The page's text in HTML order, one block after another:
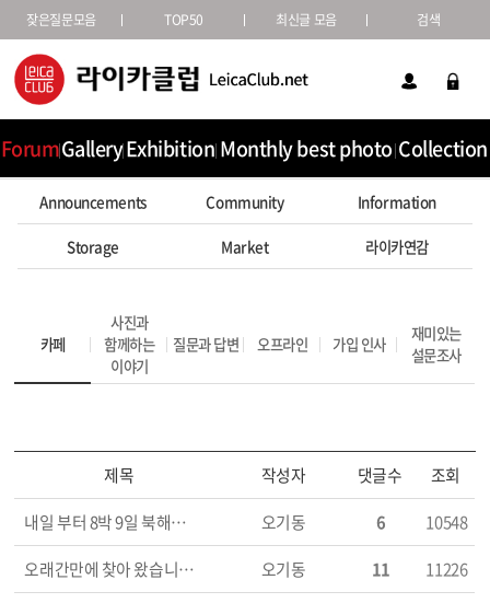
잦은질문모음 TOP50 최신글 모음 검색
ForumGalleryExhibition Monthly best photo Collection
Announcements Community Information
Storage Market 라이카연감
카페
사진과
함께하는
이야기
질문과 답변 오프라인 가입 인사
재미있는
설문조사
제목 작성자 댓글수
조회
내일 부터 8박 9일 북해도 여행을 떠 납니다..ㅎㅎ
오기동 6
10548
오래간만에 찾아 왔습니다..
오기동 11
11226